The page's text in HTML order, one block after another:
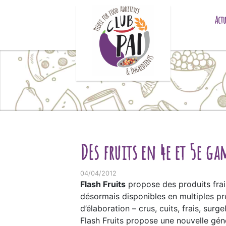
DEs fruits en 4e et 5e
04/04/2012
Flash Fruits propose des produits
désormais disponibles en multiples
d’élaboration – crus, cuits, frais,
Flash Fruits propose une nouvelle